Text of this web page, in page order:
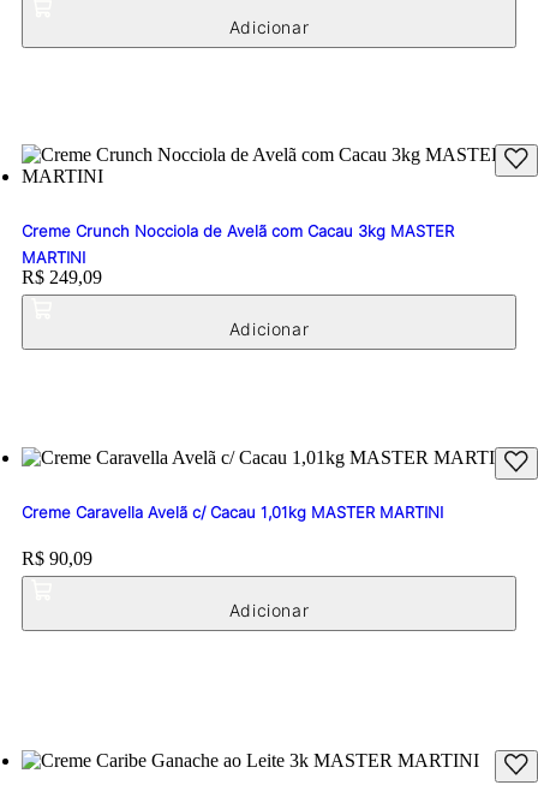
Creme Crunch Nocciola de Avelã com Cacau 3kg MASTER
MARTINI
Price:
R$ 249,09
Creme Caravella Avelã c/ Cacau 1,01kg MASTER MARTINI
Price:
R$ 90,09